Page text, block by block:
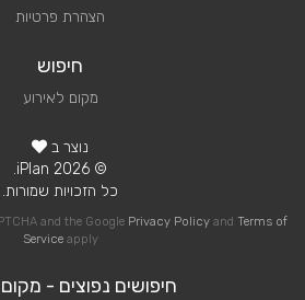
הצהרת פרטיות
חיפוש
מקום לאירוע
נוצר ב
© 2026 iPlan.
כל הזכויות שמורות.
and the Google Privacy Policy and Terms of
Serviceapply
חיפושים נפוצים -